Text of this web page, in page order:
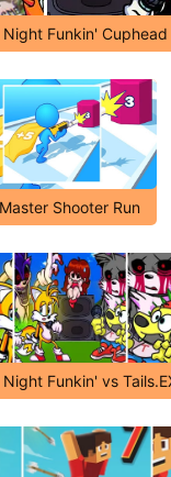
Night Funkin'
Shooter Run
Funkin' vs